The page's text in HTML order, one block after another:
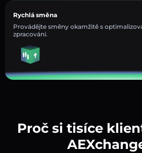
Rychlá směna
Provádějte směny okamžitě s
zpracování.
Proč si tisíce